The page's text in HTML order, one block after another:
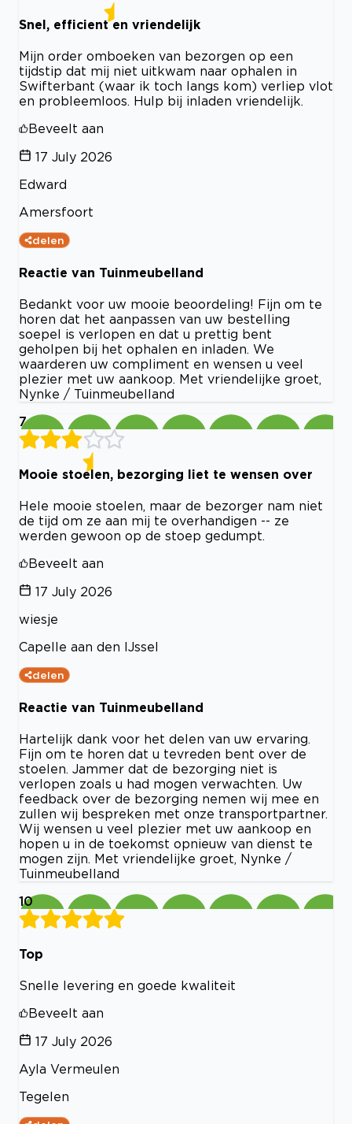
Snel, efficient en vriendelijk
Mijn order omboeken van bezorgen op een
tijdstip dat mij niet uitkwam naar ophalen in
Swifterbant (waar ik toch langs kom) verliep vlot
en probleemloos. Hulp bij inladen vriendelijk.
Beveelt aan
17 July 2026
Edward
Amersfoort
delen
Reactie van Tuinmeubelland
Bedankt voor uw mooie beoordeling! Fijn om te
horen dat het aanpassen van uw bestelling
soepel is verlopen en dat u prettig bent
geholpen bij het ophalen en inladen. We
waarderen uw compliment en wensen u veel
plezier met uw aankoop. Met vriendelijke groet,
Nynke / Tuinmeubelland
7
Mooie stoelen, bezorging liet te wensen over
Hele mooie stoelen, maar de bezorger nam niet
de tijd om ze aan mij te overhandigen -- ze
werden gewoon op de stoep gedumpt.
Beveelt aan
17 July 2026
wiesje
Capelle aan den IJssel
delen
Reactie van Tuinmeubelland
Hartelijk dank voor het delen van uw ervaring.
Fijn om te horen dat u tevreden bent over de
stoelen. Jammer dat de bezorging niet is
verlopen zoals u had mogen verwachten. Uw
feedback over de bezorging nemen wij mee en
zullen wij bespreken met onze transportpartner.
Wij wensen u veel plezier met uw aankoop en
hopen u in de toekomst opnieuw van dienst te
mogen zijn. Met vriendelijke groet, Nynke /
Tuinmeubelland
10
Top
Snelle levering en goede kwaliteit
Beveelt aan
17 July 2026
Ayla Vermeulen
Tegelen